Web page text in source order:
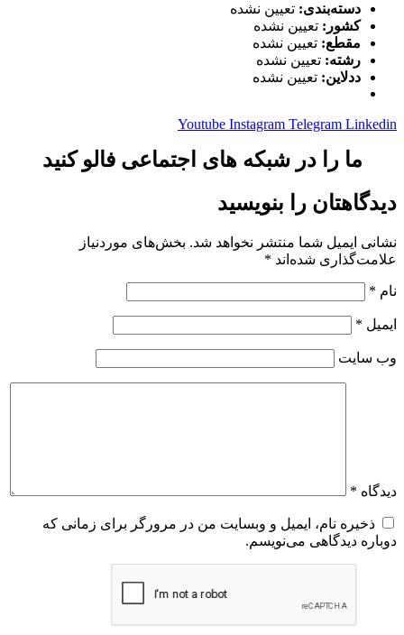
دسته‌بندی: تعیین نشده
کشور: تعیین نشده
مقطع: تعیین نشده
رشته: تعیین نشده
ددلاین: تعیین نشده
Youtube Instagram Telegram Linkedin
ما را در شبکه های اجتماعی فالو کنید
دیدگاهتان را بنویسید
نشانی ایمیل شما منتشر نخواهد شد. بخش‌های موردنیاز
علامت‌گذاری شده‌اند *
نام *
ایمیل *
وب‌ سایت
دیدگاه *
ذخیره نام، ایمیل و وبسایت من در مرورگر برای زمانی که
دوباره دیدگاهی می‌نویسم.